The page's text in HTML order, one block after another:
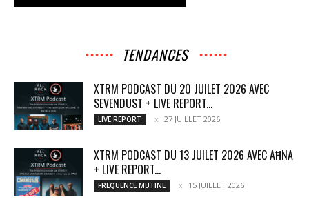
TENDANCES
XTRM PODCAST DU 20 JUILET 2026 AVEC
SEVENDUST + LIVE REPORT...
LIVE REPORT 27 JUILLET 2026
XTRM PODCAST DU 13 JUILET 2026 AVEC AĦNA
+ LIVE REPORT...
FREQUENCE MUTINE 15 JUILLET 2026